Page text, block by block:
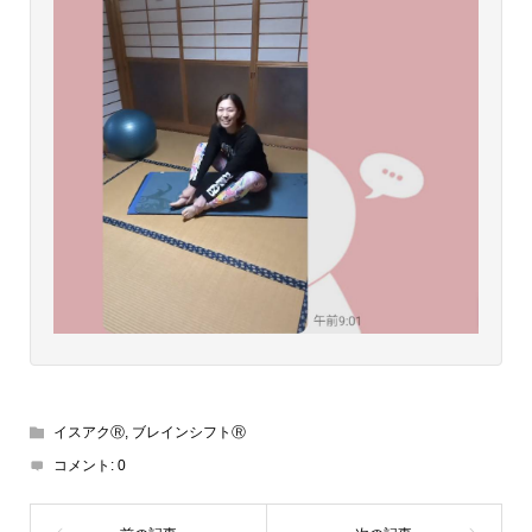
イスアクⓇ, ブレインシフトⓇ
コメント: 0